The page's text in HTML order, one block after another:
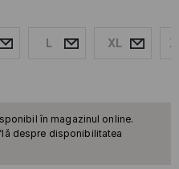
L XL
în magazinul online.
despre disponibilitatea